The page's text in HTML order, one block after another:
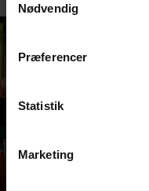
Nødvendig
Præferencer
Statistik
Marketing